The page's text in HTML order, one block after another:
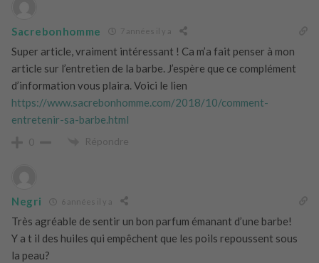
Sacrebonhomme 7 années il y a
Super article, vraiment intéressant ! Ca m’a fait penser à mon
article sur l’entretien de la barbe. J’espère que ce complément
d’information vous plaira. Voici le lien
https://www.sacrebonhomme.com/2018/10/comment-
entretenir-sa-barbe.html
0 Répondre
Negri 6 années il y a
Très agréable de sentir un bon parfum émanant d’une barbe!
Y a t il des huiles qui empêchent que les poils repoussent sous
la peau?